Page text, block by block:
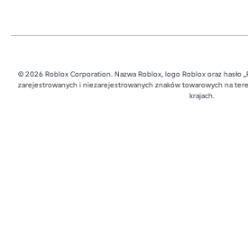
© 2026 Roblox Corporation. Nazwa Roblox, logo Roblox oraz hasło
zarejestrowanych i niezarejestrowanych znaków towarowych na
krajach.